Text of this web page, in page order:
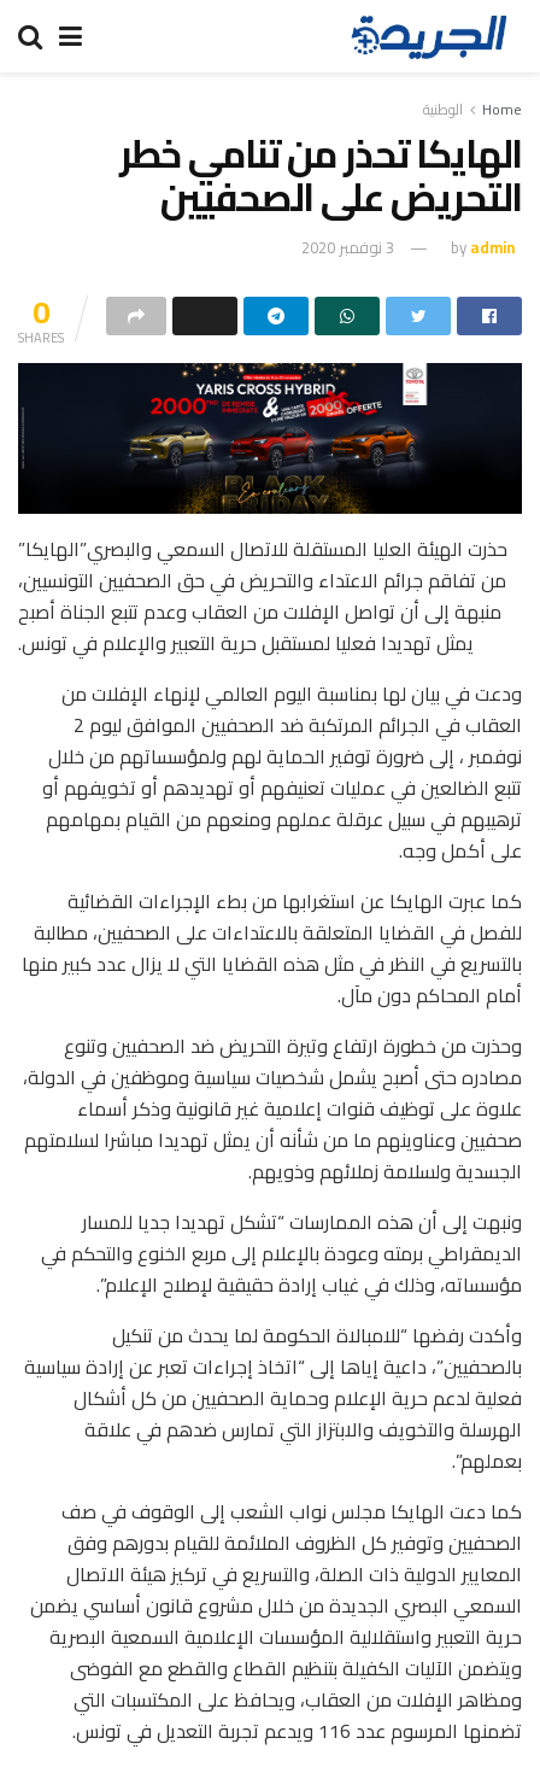
Home الوطنية
الهايكا تحذر من تنامي خطر
التحريض على الصحفيين
byadmin 3 نوفمبر 2020
0
SHARES
حذرت الهيئة العليا المستقلة للاتصال السمعي والبصري”الهايكا”
من تفاقم جرائم الاعتداء والتحريض في حق الصحفيين التونسيين،
منبهة إلى أن تواصل الإفلات من العقاب وعدم تتبع الجناة أصبح
يمثل تهديدا فعليا لمستقبل حرية التعبير والإعلام في تونس.
ودعت في بيان لها بمناسبة اليوم العالمي لإنهاء الإفلات من
العقاب في الجرائم المرتكبة ضد الصحفيين الموافق ليوم 2
نوفمبر ، إلى ضرورة توفير الحماية لهم ولمؤسساتهم من خلال
تتبع الضالعين في عمليات تعنيفهم أو تهديدهم أو تخويفهم أو
ترهيبهم في سبيل عرقلة عملهم ومنعهم من القيام بمهامهم
على أكمل وجه.
كما عبرت الهايكا عن استغرابها من بطء الإجراءات القضائية
للفصل في القضايا المتعلقة بالاعتداءات على الصحفيين، مطالبة
بالتسريع في النظر في مثل هذه القضايا التي لا يزال عدد كبير منها
أمام المحاكم دون مآل.
وحذرت من خطورة ارتفاع وتيرة التحريض ضد الصحفيين وتنوع
مصادره حتى أصبح يشمل شخصيات سياسية وموظفين في الدولة،
علاوة على توظيف قنوات إعلامية غير قانونية وذكر أسماء
صحفيين وعناوينهم ما من شأنه أن يمثل تهديدا مباشرا لسلامتهم
الجسدية ولسلامة زملائهم وذويهم.
ونبهت إلى أن هذه الممارسات “تشكل تهديدا جديا للمسار
الديمقراطي برمته وعودة بالإعلام إلى مربع الخنوع والتحكم في
مؤسساته، وذلك في غياب إرادة حقيقية لإصلاح الإعلام”.
وأكدت رفضها “للامبالاة الحكومة لما يحدث من تنكيل
بالصحفيين”، داعية إياها إلى “اتخاذ إجراءات تعبر عن إرادة سياسية
فعلية لدعم حرية الإعلام وحماية الصحفيين من كل أشكال
الهرسلة والتخويف والابتزاز التي تمارس ضدهم في علاقة
بعملهم”.
كما دعت الهايكا مجلس نواب الشعب إلى الوقوف في صف
الصحفيين وتوفير كل الظروف الملائمة للقيام بدورهم وفق
المعايير الدولية ذات الصلة، والتسريع في تركيز هيئة الاتصال
السمعي البصري الجديدة من خلال مشروع قانون أساسي يضمن
حرية التعبير واستقلالية المؤسسات الإعلامية السمعية البصرية
ويتضمن الآليات الكفيلة بتنظيم القطاع والقطع مع الفوضى
ومظاهر الإفلات من العقاب، ويحافظ على المكتسبات التي
تضمنها المرسوم عدد 116 ويدعم تجربة التعديل في تونس.